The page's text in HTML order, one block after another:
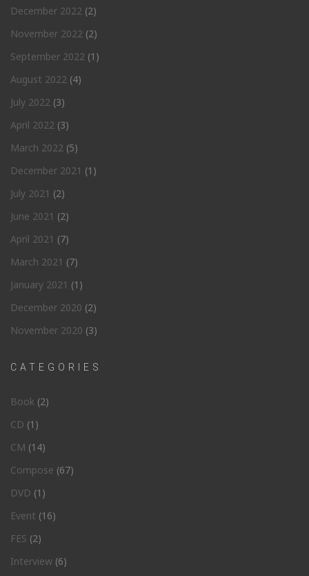
December 2022 (2)
November 2022 (2)
September 2022 (1)
August 2022 (4)
July 2022 (3)
April 2022 (3)
March 2022 (5)
December 2021 (1)
July 2021 (2)
June 2021 (2)
April 2021 (7)
March 2021 (7)
January 2021 (1)
December 2020 (2)
November 2020 (3)
CATEGORIES
Book (2)
CD (1)
CM (14)
Compose (67)
DVD (1)
Event (16)
FES (2)
Interview (6)